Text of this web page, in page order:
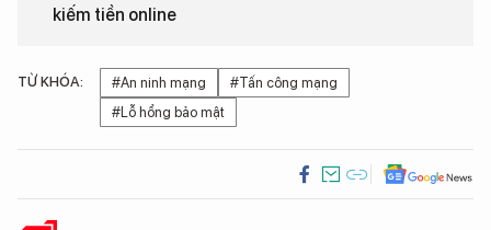
kiếm tiền online
TỪ KHÓA: #An ninh mạng
#Tấn công mạng
#Lỗ hổng bảo mật